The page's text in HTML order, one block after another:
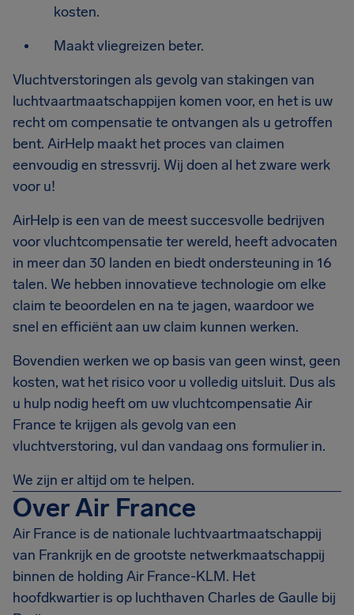
kosten.
Maakt vliegreizen beter.
Vluchtverstoringen als gevolg van stakingen van
luchtvaartmaatschappijen komen voor, en het is uw
recht om compensatie te ontvangen als u getroffen
bent. AirHelp maakt het proces van claimen
eenvoudig en stressvrij. Wij doen al het zware werk
voor u!
AirHelp is een van de meest succesvolle bedrijven
voor vluchtcompensatie ter wereld, heeft advocaten
in meer dan 30 landen en biedt ondersteuning in 16
talen. We hebben innovatieve technologie om elke
claim te beoordelen en na te jagen, waardoor we
snel en efficiënt aan uw claim kunnen werken.
Bovendien werken we op basis van geen winst, geen
kosten, wat het risico voor u volledig uitsluit. Dus als
u hulp nodig heeft om uw vluchtcompensatie Air
France te krijgen als gevolg van een
vluchtverstoring, vul dan vandaag ons formulier in.
We zijn er altijd om te helpen.
Over Air France
Air France is de nationale luchtvaartmaatschappij
van Frankrijk en de grootste netwerkmaatschappij
binnen de holding Air France-KLM. Het
hoofdkwartier is op luchthaven Charles de Gaulle bij